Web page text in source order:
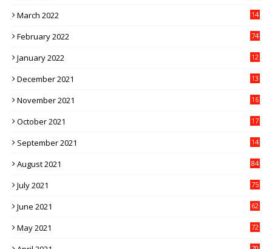
March 2022
14
February 2022 74
January 2022
12
December 2021
13
November 2021
16
October 2021
17
September 2021
14
August 2021 84
July 2021 75
June 2021 62
May 2021 72